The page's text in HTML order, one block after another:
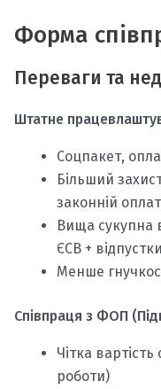
Форма
Переваги та
Штатне
Соцпакет,
Більший
законній
Вища сукупна
ЄСВ +
Менше
Співпраця з ФОП
Чітка
роботи)